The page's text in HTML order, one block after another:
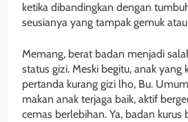
ketika dibandingkan dengan
seusianya yang tampak gemuk
Memang, berat badan menjadi
status gizi. Meski begitu, anak yang
pertanda kurang gizi lho, Bu.
makan anak terjaga baik, aktif
cemas berlebihan. Ya, badan kurus